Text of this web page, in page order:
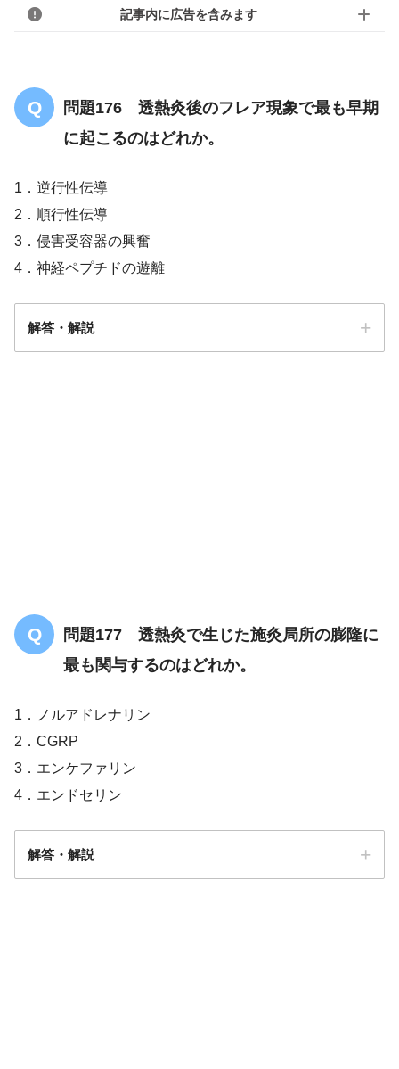
記事内に広告を含みます
問題176 透熱灸後のフレア現象で最も早期
に起こるのはどれか。
1．逆行性伝導
2．順行性伝導
3．侵害受容器の興奮
4．神経ペプチドの遊離
解答・解説
問題177 透熱灸で生じた施灸局所の膨隆に
最も関与するのはどれか。
1．ノルアドレナリン
2．CGRP
3．エンケファリン
4．エンドセリン
解答・解説